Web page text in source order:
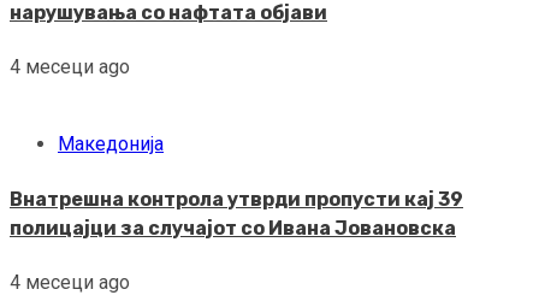
нарушувања со нафтата објави
4 месеци ago
Македонија
Внатрешна контрола утврди пропусти кај 39
полицајци за случајот со Ивана Јовановска
4 месеци ago